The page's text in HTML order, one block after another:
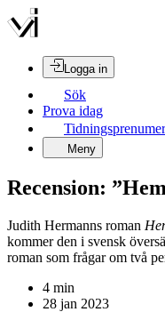
Logga in
Sök
Prova idag
Meny
Recension:
Judith Hermanns roman
kommer den i svensk
roman som frågar om två
4 min
28 jan 2023